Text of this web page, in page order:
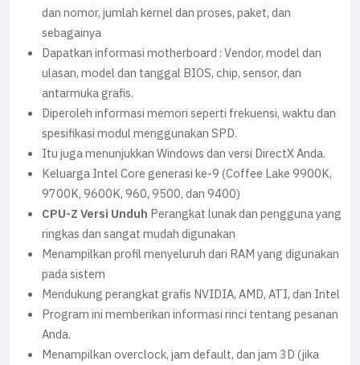
dan nomor, jumlah kernel dan proses, paket, dan
sebagainya
Dapatkan informasi motherboard : Vendor, model dan
ulasan, model dan tanggal BIOS, chip, sensor, dan
antarmuka grafis.
Diperoleh informasi memori seperti frekuensi, waktu dan
spesifikasi modul menggunakan SPD.
Itu juga menunjukkan Windows dan versi DirectX Anda.
Keluarga Intel Core generasi ke-9 (Coffee Lake 9900K,
9700K, 9600K, 960, 9500, dan 9400)
CPU-Z Versi Unduh Perangkat lunak dan pengguna yang
ringkas dan sangat mudah digunakan
Menampilkan profil menyeluruh dari RAM yang digunakan
pada sistem
Mendukung perangkat grafis NVIDIA, AMD, ATI, dan Intel
Program ini memberikan informasi rinci tentang pesanan
Anda.
Menampilkan overclock, jam default, dan jam 3D (jika